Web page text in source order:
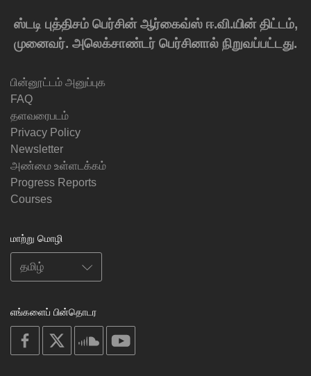
ஸ்டடி புத்திசம் பெர்சின் ஆர்கைவ்ஸ் ஈ.வி.யின் திட்டம்,
முனைவர். அலெக்சாண்டர் பெர்சினால் நிறுவப்பட்டது.
பின்னூட்டம் அனுப்புக
FAQ
தளவரைபடம்
Privacy Policy
Newsletter
அண்மை உள்ளடக்கம்
Progress Reports
Courses
மாற்று மொழி
எங்களைப் பின்தொடர
on
facebook
soundcloud